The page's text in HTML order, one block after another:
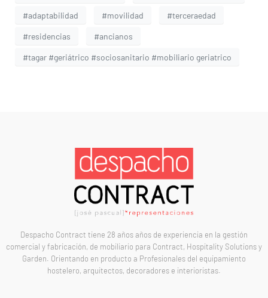
#adaptabilidad #movilidad #terceraedad
#residencias #ancianos
#tagar #geriátrico #sociosanitario #mobiliario geriatrico
Despacho Contract tiene 28 años años de experiencia en la gestión
comercial y fabricación, de mobiliario para Contract, Hospitality Solutions y
Garden. Orientando en producto a Profesionales del equipamiento
hostelero, arquitectos, decoradores e interioristas.